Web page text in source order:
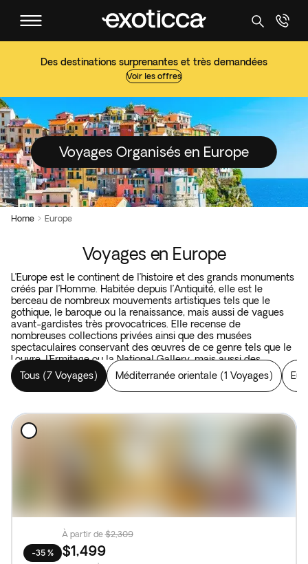
Des destinations surprenantes et très demandées
Voir les offres
Voyages Organisés en Europe
Home  Europe
Voyages en Europe
L’Europe est le continent de l’histoire et des grands monuments
créés par l’Homme. Habitée depuis l’Antiquité, elle est le
berceau de nombreux mouvements artistiques tels que le
gothique, le baroque ou la renaissance, mais aussi de vagues
avant-gardistes très provocatrices. Elle recense de
nombreuses collections privées ainsi que des musées
spectaculaires conservant des œuvres de ce genre tels que le
Louvre, l'Ermitage ou la National Gallery, mais aussi des
bâtiments érigés pendant l’ancienne Europe sous l’Empire
d’Autriche, de Hongrie ou de République tchèque. À l’inverse,
dans les rues et sur les places d’Italie, de Croatie ou de Grèce,
d’entrer dans une galerie. L’Europe est un paysage habité, plein
de vitalité méditerranéenne et d’émotions à découvrir dans la
nature de sa moitié Nord. Ce continent ne se contente pas
Tous (7 Voyages) Méditerranée orientale (1 Voyages)
-35 %
À partir de $2,309
$1,499